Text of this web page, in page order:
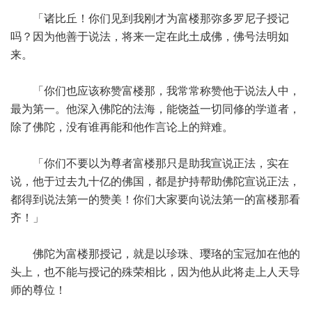
「诸比丘！你们见到我刚才为富楼那弥多罗尼子授记
吗？因为他善于说法，将来一定在此土成佛，佛号法明如
来。
「你们也应该称赞富楼那，我常常称赞他于说法人中，
最为第一。他深入佛陀的法海，能饶益一切同修的学道者，
除了佛陀，没有谁再能和他作言论上的辩难。
「你们不要以为尊者富楼那只是助我宣说正法，实在
说，他于过去九十亿的佛国，都是护持帮助佛陀宣说正法，
都得到说法第一的赞美！你们大家要向说法第一的富楼那看
齐！」
佛陀为富楼那授记，就是以珍珠、璎珞的宝冠加在他的
头上，也不能与授记的殊荣相比，因为他从此将走上人天导
师的尊位！